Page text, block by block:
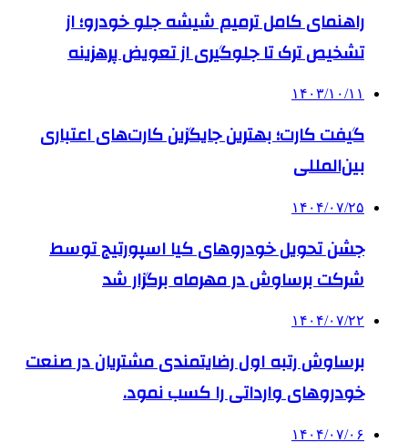
راهنمای کامل ترمیم شیشه جلو خودرو؛ از
تشخیص ترک تا جلوگیری از تعویض پرهزینه
۱۴۰۳/۱۰/۱۱
گیفت کارت؛ بهترین جایگزین کارت‌های اعتباری
بین‌المللی
۱۴۰۴/۰۷/۲۵
جشن تحویل خودروهای کیا اسپورتیج توسط
شرکت برساوش در مهرماه برگزار شد
۱۴۰۴/۰۷/۲۲
برساوش رتبه اول رضایتمندی مشتریان در صنعت
خودروهای وارداتی را کسب نمود.
۱۴۰۴/۰۷/۰۶